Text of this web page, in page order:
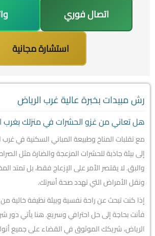
اتصال فوري
استشارة مجانية
رش مبيدات بخبرة عالية غرب الرياض
هل تعاني من غزو الحشرات في منزلك بغرب
مع تقلبات المناخ وطبيعة المباني السكنية في غرب
إلى بيئة جاذبة للحشرات المزعجة والضارة مثل
والبق. لا يقتصر الأمر على الإزعاج فقط، بل تمتد
ونقل الأمراض التي تهدد صحة أسرتك.
إذا كنت تبحث عن راحة نفسية وبيئة نظيفة خالية
فأنت بحاجة إلى حل احترافي وسريع. هنا يأتي
الرياض، شريكك الموثوق في القضاء على جميع